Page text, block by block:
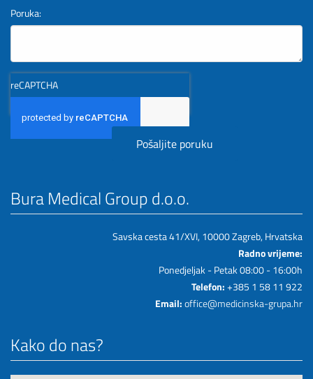
Poruka:
reCAPTCHA
Bura Medical Group d.o.o.
Savska cesta 41/XVI, 10000 Zagreb, Hrvatska
Radno vrijeme:
Ponedjeljak - Petak 08:00 - 16:00h
Telefon:+385 1 58 11 922
Email:office@medicinska-grupa.hr
Kako do nas?